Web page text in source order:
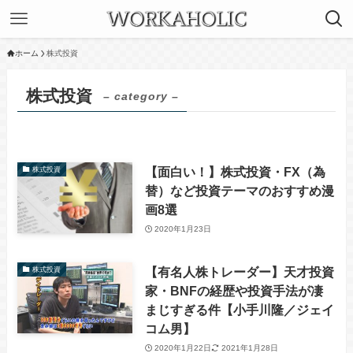
ホーム 株式投資
株式投資 – category –
株式投資
【面白い！】株式投資・FX（為
替）など投資テーマのおすすめ漫
画8選
2020年1月23日
株式投資
【有名人株トレーダー】天才投資
家・BNFの経歴や投資手法が凄
まじすぎる件【小手川隆／ジェイ
コム男】
2020年1月22日 2021年1月28日